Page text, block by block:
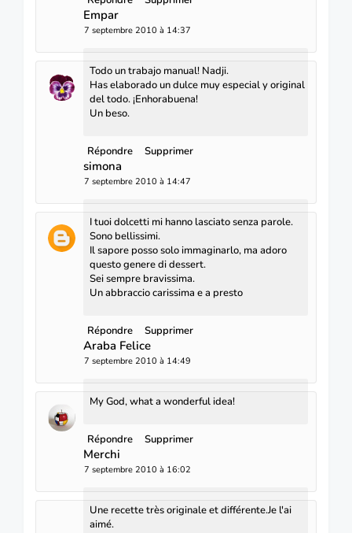
Empar
7 septembre 2010 à 14:37
Todo un trabajo manual! Nadji.
Has elaborado un dulce muy especial y original
del todo. ¡Enhorabuena!
Un beso.
Répondre Supprimer
simona
7 septembre 2010 à 14:47
I tuoi dolcetti mi hanno lasciato senza parole.
Sono bellissimi.
Il sapore posso solo immaginarlo, ma adoro
questo genere di dessert.
Sei sempre bravissima.
Un abbraccio carissima e a presto
Répondre Supprimer
Araba Felice
7 septembre 2010 à 14:49
My God, what a wonderful idea!
Répondre Supprimer
Merchi
7 septembre 2010 à 16:02
Une recette très originale et différente.Je l'ai
aimé.